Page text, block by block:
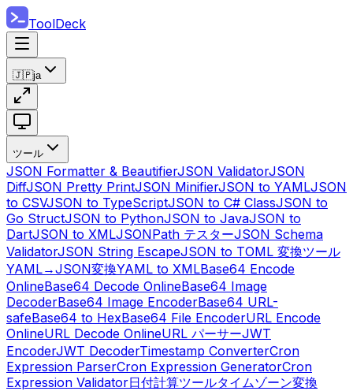
ToolDeck
🇯🇵ja
ツール
JSON Formatter & BeautifierJSON ValidatorJSON
DiffJSON Pretty PrintJSON MinifierJSON to YAMLJSON
to CSVJSON to TypeScriptJSON to C# ClassJSON to
Go StructJSON to PythonJSON to JavaJSON to
DartJSON to XMLJSONPath テスターJSON Schema
ValidatorJSON String EscapeJSON to TOML 変換ツール
YAML→JSON変換YAML to XMLBase64 Encode
OnlineBase64 Decode OnlineBase64 Image
DecoderBase64 Image EncoderBase64 URL-
safeBase64 to HexBase64 File EncoderURL Encode
OnlineURL Decode OnlineURL パーサーJWT
EncoderJWT DecoderTimestamp ConverterCron
Expression ParserCron Expression GeneratorCron
Expression Validator日付計算ツールタイムゾーン変換